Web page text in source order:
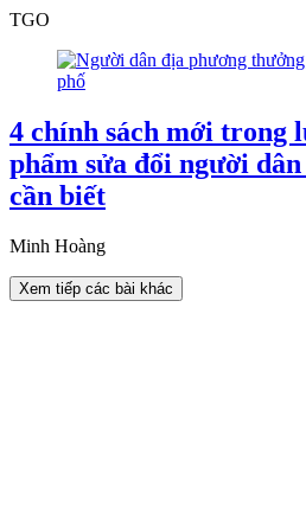
TGO
4 chính sách mới trong
phẩm sửa đổi người
cần biết
Minh Hoàng
Xem tiếp các bài khác